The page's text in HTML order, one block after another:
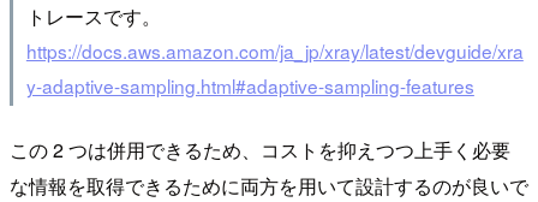
トレースです。
https://docs.aws.amazon.com/ja_jp/xray/latest/devguide/xra
y-adaptive-sampling.html#adaptive-sampling-features
この 2 つは併用できるため、コストを抑えつつ上手く必要
な情報を取得できるために両方を用いて設計するのが良いで